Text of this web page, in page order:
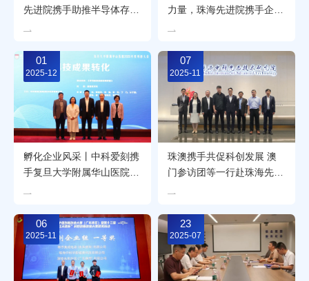
先进院携手助推半导体存储
力量，珠海先进院携手企业
01
2025-12
孵化企业风采丨中科爱刻携
手复旦大学附属华山医院深
07
2025-11
珠澳携手共促科创发展 澳
门参访团等一行赴珠海先进
06
2025-11
23
2025-07